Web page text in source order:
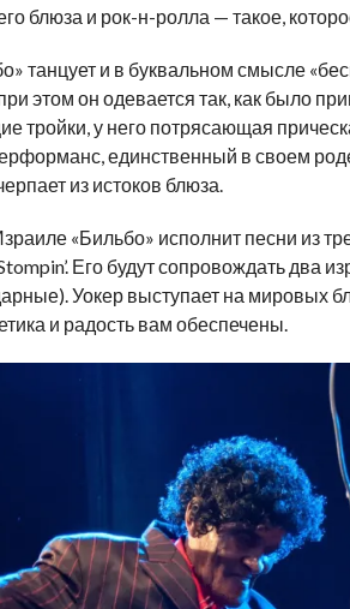
блюза и рок-н-ролла — такое,
танцует и в буквальном смысле
этом он одевается так, как было
тройки, у него потрясающая
единственный в своем
из истоков блюза.
«Бильбо» исполнит песни из
Его будут сопровождать два
Уокер выступает на мировых
и радость вам обеспечены.